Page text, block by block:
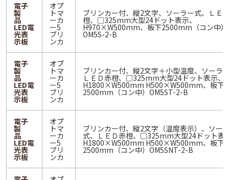
電子
製
品
LED電
光表
示板
オプ
トマ
ーカ
ー5
ブリ
ンカ
ブリンカー付、縦2文字、ソーラー式、ＬＥ
橙、□325mm大型24ドット表示、
H970×W500mm、板下2500mm（コン中）
OM5S-2-B
電子
製
品
LED電
光表
示板
オプ
トマ
ーカ
ー5
ブリ
ンカ
ブリンカー付、縦2文字＋小型温度、ソーラ
ＬＥＤ赤橙、□325mm大型24ドット表示、
H1800×W500mm H500×W500mm、板下
2500mm（コン中）OM5ST-2-B
電子
製
品
LED電
光表
示板
オプ
トマ
ーカ
ー5
ブリ
ンカ
ブリンカー付、縦2文字（温度表示）、ソー
式、ＬＥＤ赤橙、□325mm大型24ドット表
H1800×W500mm H500×W500mm、板下
2500mm（コン中）OM5SNT-2-B